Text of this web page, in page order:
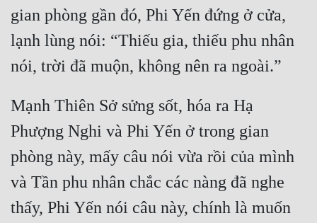
gian phòng gần đó, Phi Yến đứng ở cửa,
lạnh lùng nói: “Thiếu gia, thiếu phu nhân
Mạnh Thiên Sở sửng sốt, hóa ra Hạ
Phượng Nghi và Phi Yến ở trong gian
phòng này, mấy câu nói vừa rồi của mình
và Tần phu nhân chắc các nàng đã nghe
thấy, Phi Yến nói câu này, chính là muốn